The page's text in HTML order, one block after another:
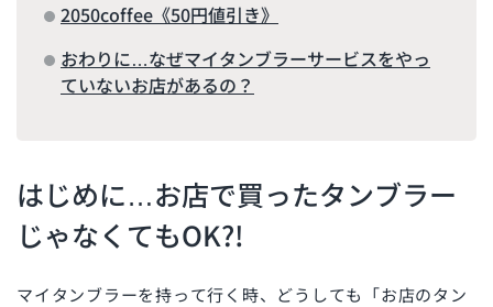
2050coffee《50円値引き》
おわりに…なぜマイタンブラーサービスをやっ
ていないお店があるの？
はじめに…お店で買ったタンブラー
じゃなくてもOK?!
マイタンブラーを持って行く時、どうしても「お店のタン